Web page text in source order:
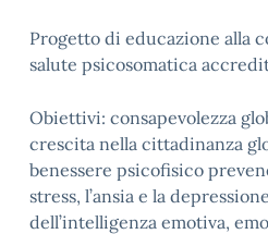
Progetto di educazione alla
salute psicosomatica
Obiettivi: consapevolezza
crescita nella cittadinanza
benessere psicofisico
stress, l’ansia e la
dell’intelligenza emotiva,